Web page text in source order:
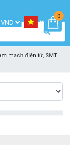
0
mạch điện tử, SMT